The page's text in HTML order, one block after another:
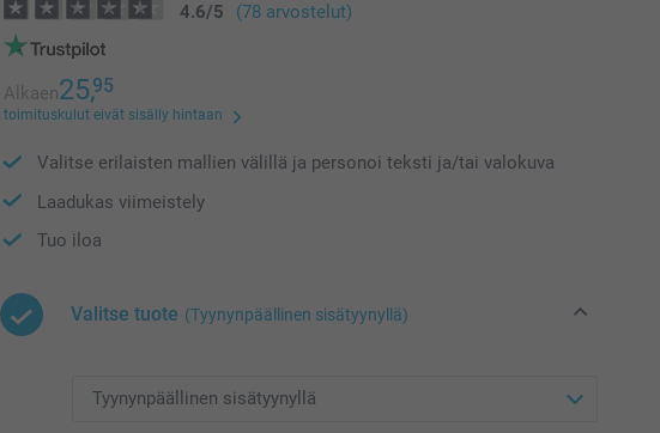
4.6/5 (78 arvostelut)
Alkaen25,95
toimituskulut eivät sisälly hintaan
Valitse erilaisten mallien välillä ja personoi teksti ja/tai valokuva
Laadukas viimeistely
Tuo iloa
Valitse tuote (Tyynynpäällinen sisätyynyllä)